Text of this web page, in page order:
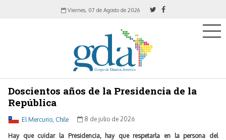
Viernes, 07 de Agosto de 2026
Doscientos años de la Presidencia de la
República
El Mercurio, Chile 8 de julio de 2026
Hay que cuidar la Presidencia, hay que respetarla en la persona del